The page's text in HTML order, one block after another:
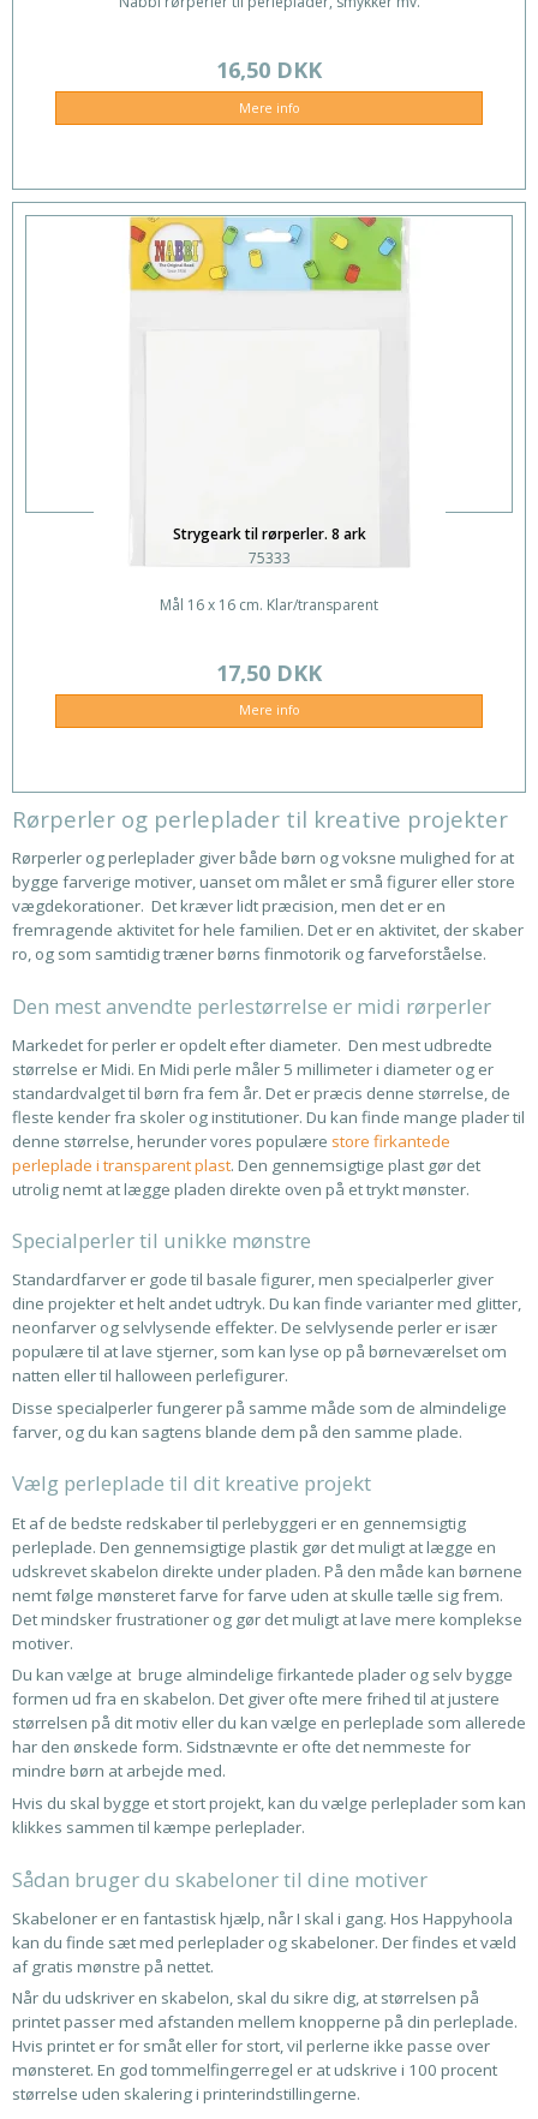
16,50 DKK
Mere info
Strygeark til rørperler. 8 ark
75333
Mål 16 x 16 cm. Klar/transparent
17,50 DKK
Mere info
Rørperler og perleplader til kreative projekter
Rørperler og perleplader giver både børn og voksne mulighed for at
bygge farverige motiver, uanset om målet er små figurer eller store
vægdekorationer. Det kræver lidt præcision, men det er en
fremragende aktivitet for hele familien. Det er en aktivitet, der skaber
ro, og som samtidig træner børns finmotorik og farveforståelse.
Den mest anvendte perlestørrelse er midi rørperler
Markedet for perler er opdelt efter diameter. Den mest udbredte
størrelse er Midi. En Midi perle måler 5 millimeter i diameter og er
standardvalget til børn fra fem år. Det er præcis denne størrelse, de
fleste kender fra skoler og institutioner. Du kan finde mange plader til
denne størrelse, herunder vores populære store firkantede
perleplade i transparent plast. Den gennemsigtige plast gør det
utrolig nemt at lægge pladen direkte oven på et trykt mønster.
Specialperler til unikke mønstre
Standardfarver er gode til basale figurer, men specialperler giver
dine projekter et helt andet udtryk. Du kan finde varianter med glitter,
neonfarver og selvlysende effekter. De selvlysende perler er især
populære til at lave stjerner, som kan lyse op på børneværelset om
natten eller til halloween perlefigurer.
Disse specialperler fungerer på samme måde som de almindelige
farver, og du kan sagtens blande dem på den samme plade.
Vælg perleplade til dit kreative projekt
Et af de bedste redskaber til perlebyggeri er en gennemsigtig
perleplade. Den gennemsigtige plastik gør det muligt at lægge en
udskrevet skabelon direkte under pladen. På den måde kan børnene
nemt følge mønsteret farve for farve uden at skulle tælle sig frem.
Det mindsker frustrationer og gør det muligt at lave mere komplekse
motiver.
Du kan vælge at bruge almindelige firkantede plader og selv bygge
formen ud fra en skabelon. Det giver ofte mere frihed til at justere
størrelsen på dit motiv eller du kan vælge en perleplade som allerede
har den ønskede form. Sidstnævnte er ofte det nemmeste for
mindre børn at arbejde med.
Hvis du skal bygge et stort projekt, kan du vælge perleplader som kan
klikkes sammen til kæmpe perleplader.
Sådan bruger du skabeloner til dine motiver
Skabeloner er en fantastisk hjælp, når I skal i gang. Hos Happyhoola
kan du finde sæt med perleplader og skabeloner. Der findes et væld
af gratis mønstre på nettet.
Når du udskriver en skabelon, skal du sikre dig, at størrelsen på
printet passer med afstanden mellem knopperne på din perleplade.
Hvis printet er for småt eller for stort, vil perlerne ikke passe over
mønsteret. En god tommelfingerregel er at udskrive i 100 procent
størrelse uden skalering i printerindstillingerne.